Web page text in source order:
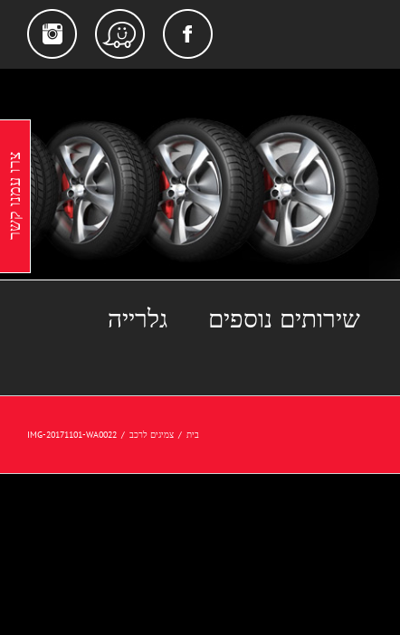
Facebook
Waze
שירותים נוספים
גלרייה
בית / צמיגים לרכב /
IMG-20171101-WA0022
צרו עמנו קשר